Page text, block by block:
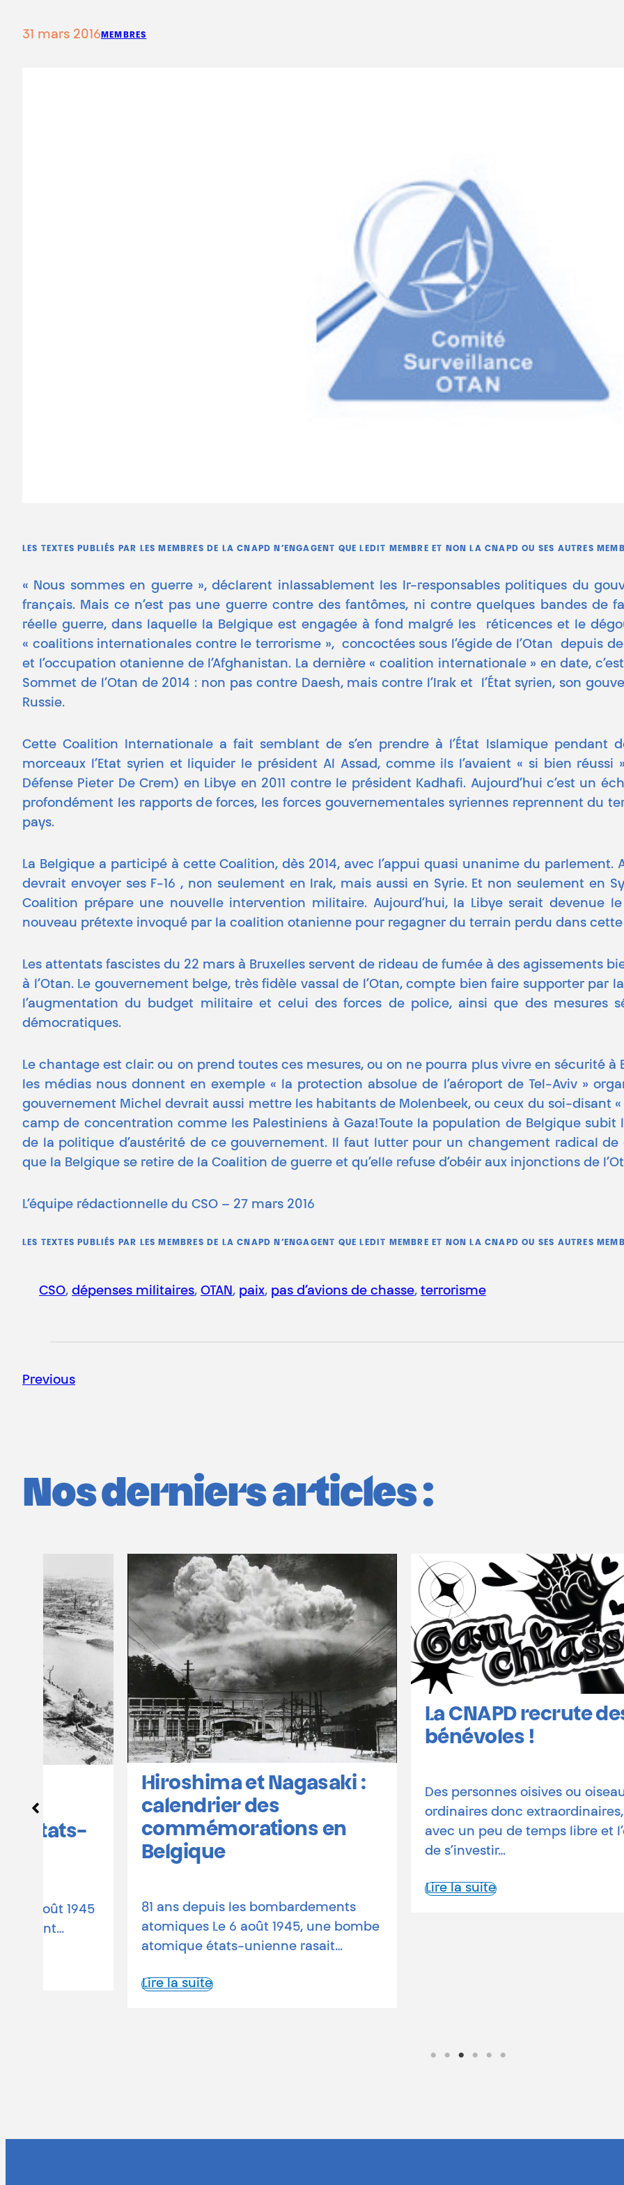
31 mars 2016 MEMBRES
LES TEXTES PUBLIÉS PAR LES MEMBRES DE LA CNAPD N’ENGAGENT QUE LEDIT MEMBRE ET NON LA CNAPD OU SES AUTRES
« Nous sommes en guerre », déclarent inlassablement les Ir-responsables politiques du
français. Mais ce n’est pas une guerre contre des fantômes, ni contre quelques bandes de
réelle guerre, dans laquelle la Belgique est engagée à fond malgré les réticences et le
« coalitions internationales contre le terrorisme », concoctées sous l’égide de l’Otan depuis
et l’occupation otanienne de l’Afghanistan. La dernière « coalition internationale » en date,
Sommet de l’Otan de 2014 : non pas contre Daesh, mais contre l’Irak et l’État syrien, son
Russie.
Cette Coalition Internationale a fait semblant de s’en prendre à l’État Islamique pendant
morceaux l’Etat syrien et liquider le président Al Assad, comme ils l’avaient « si bien
Défense Pieter De Crem) en Libye en 2011 contre le président Kadhafi. Aujourd’hui c’est un
profondément les rapports de forces, les forces gouvernementales syriennes reprennent du
pays.
La Belgique a participé à cette Coalition, dès 2014, avec l’appui quasi unanime du parlement.
devrait envoyer ses F-16 , non seulement en Irak, mais aussi en Syrie. Et non seulement en
Coalition prépare une nouvelle intervention militaire. Aujourd’hui, la Libye serait devenue
nouveau prétexte invoqué par la coalition otanienne pour regagner du terrain perdu dans
Les attentats fascistes du 22 mars à Bruxelles servent de rideau de fumée à des agissements
à l’Otan. Le gouvernement belge, très fidèle vassal de l’Otan, compte bien faire supporter par
l’augmentation du budget militaire et celui des forces de police, ainsi que des mesures
démocratiques.
Le chantage est clair: ou on prend toutes ces mesures, ou on ne pourra plus vivre en sécurité à
les médias nous donnent en exemple « la protection absolue de l’aéroport de Tel-Aviv »
gouvernement Michel devrait aussi mettre les habitants de Molenbeek, ou ceux du soi-disant
camp de concentration comme les Palestiniens à Gaza!Toute la population de Belgique
de la politique d’austérité de ce gouvernement. Il faut lutter pour un changement radical
que la Belgique se retire de la Coalition de guerre et qu’elle refuse d’obéir aux injonctions de
L’équipe rédactionnelle du CSO – 27 mars 2016
LES TEXTES PUBLIÉS PAR LES MEMBRES DE LA CNAPD N’ENGAGENT QUE LEDIT MEMBRE ET NON LA CNAPD OU SES AUTRES
CSO, dépenses militaires, OTAN, paix, pas d’avions de chasse, terrorisme
Previous
Nos derniers articles :
Hiroshima et Nagasaki :
calendrier des
commémorations en
Belgique
81 ans depuis les bombardements
atomiques Le 6 août 1945, une bombe
atomique états-unienne rasait…
La CNAPD recrute des
bénévoles !
Des personnes oisives ou oiseaux,
ordinaires donc extraordinaires,
avec un peu de temps libre et l’envie
de s’investir…